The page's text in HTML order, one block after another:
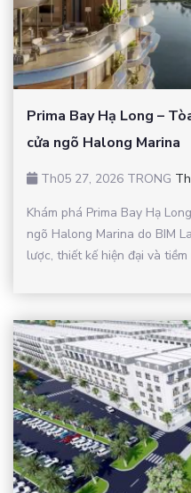
Prima Bay Hạ Long –
cửa ngõ Halong Marina
Th05 27, 2026 TRONG
Khám phá Prima Bay Hạ
ngõ Halong Marina do BIM
lược, thiết kế hiện đại và